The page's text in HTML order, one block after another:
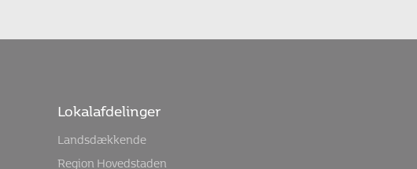
Lokalafdelinger
Landsdækkende
Region Hovedstaden